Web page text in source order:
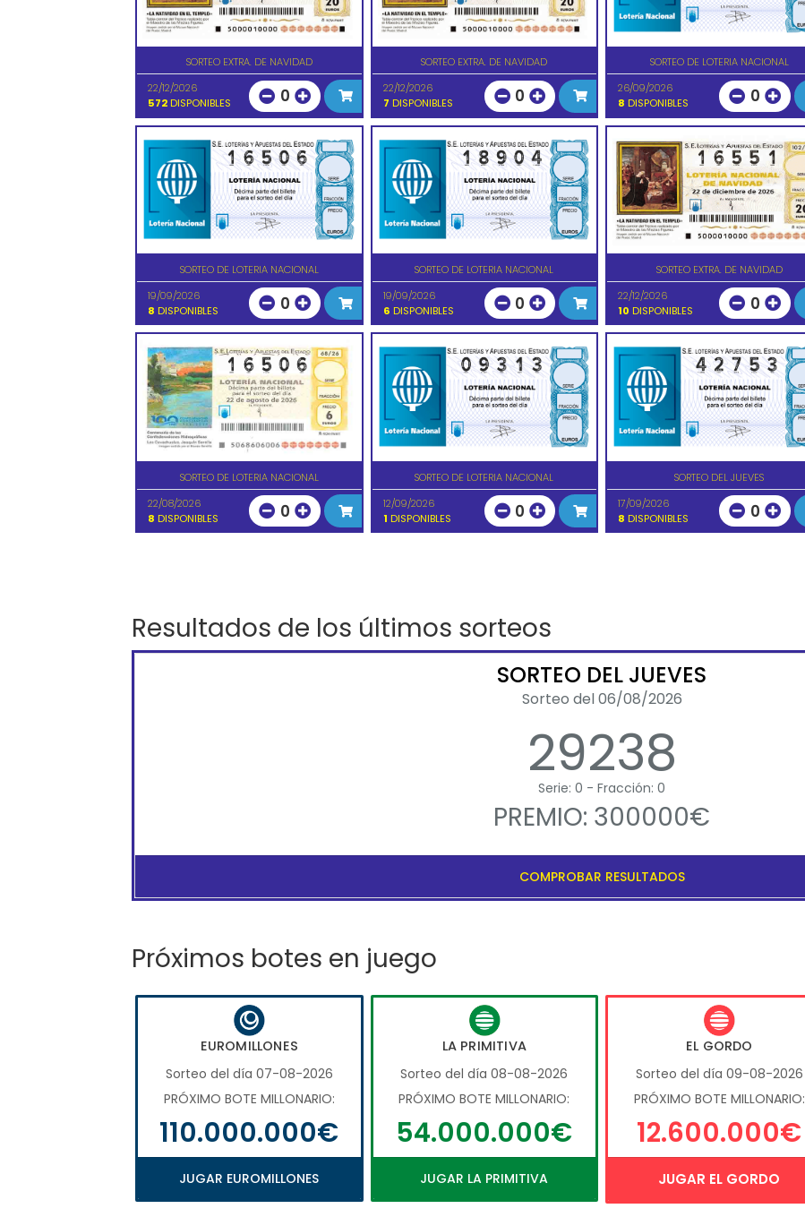
SORTEO EXTRA. DE NAVIDAD
22/12/2026
572 DISPONIBLES 0
SORTEO EXTRA. DE NAVIDAD
22/12/2026
7 DISPONIBLES 0
SORTEO DE LOTERIA NACIONAL
26/09/2026
8 DISPONIBLES 0
SORTEO DE LOTERIA NACIONAL
19/09/2026
8 DISPONIBLES 0
SORTEO DE LOTERIA NACIONAL
19/09/2026
6 DISPONIBLES 0
SORTEO EXTRA. DE NAVIDAD
22/12/2026
10 DISPONIBLES 0
SORTEO DE LOTERIA NACIONAL
22/08/2026
8 DISPONIBLES 0
SORTEO DE LOTERIA NACIONAL
12/09/2026
1 DISPONIBLES 0
SORTEO DEL JUEVES
17/09/2026
8 DISPONIBLES 0
Resultados de los últimos sorteos
SORTEO DEL JUEVES
Sorteo del 06/08/2026
29238
Serie: 0 - Fracción: 0
PREMIO: 300000€
COMPROBAR RESULTADOS
Próximos botes en juego
EUROMILLONES
Sorteo del día 07-08-2026
PRÓXIMO BOTE MILLONARIO:
110.000.000€
JUGAR EUROMILLONES
LA PRIMITIVA
Sorteo del día 08-08-2026
PRÓXIMO BOTE MILLONARIO:
54.000.000€
JUGAR LA PRIMITIVA
EL GORDO
Sorteo del día 09-08-2026
PRÓXIMO BOTE MILLONARIO:
12.600.000€
JUGAR EL GORDO